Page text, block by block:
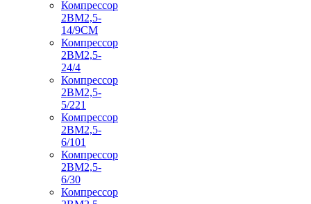
Компрессор
2ВМ2,5-
14/9СМ
Компрессор
2ВМ2,5-
24/4
Компрессор
2ВМ2,5-
5/221
Компрессор
2ВМ2,5-
6/101
Компрессор
2ВМ2,5-
6/30
Компрессор